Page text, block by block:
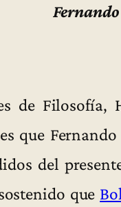
de Filosofía,
que Fernando
del
que